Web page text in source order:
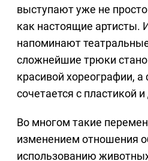
выступают уже не
как настоящие артисты.
напоминают
сложнейшие трюки
красивой хореографии, а
сочетается с пластикой
Во многом такие
изменением отношения
использованию